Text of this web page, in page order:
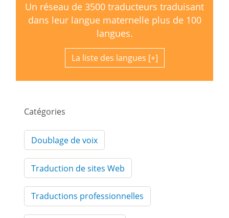
Un réseau de 3500 traducteurs traduisant
dans leur langue maternelle plus de 100
langues.
La liste des langues
Catégories
Doublage de voix
Traduction de sites Web
Traductions professionnelles